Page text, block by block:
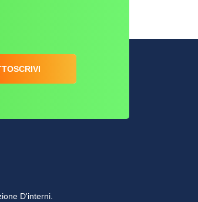
D'interni.